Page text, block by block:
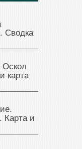
Сводка
Оскол
карта
Карта и